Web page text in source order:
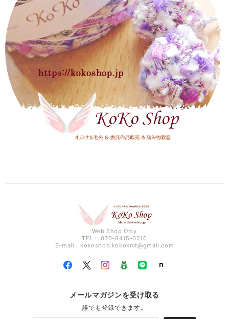
Web Shop Only
TEL： 070-8415-0210
E-mail： kokoshop.kokoknit@gmail.com
メールマガジンを受け取る
誰でも登録できます。